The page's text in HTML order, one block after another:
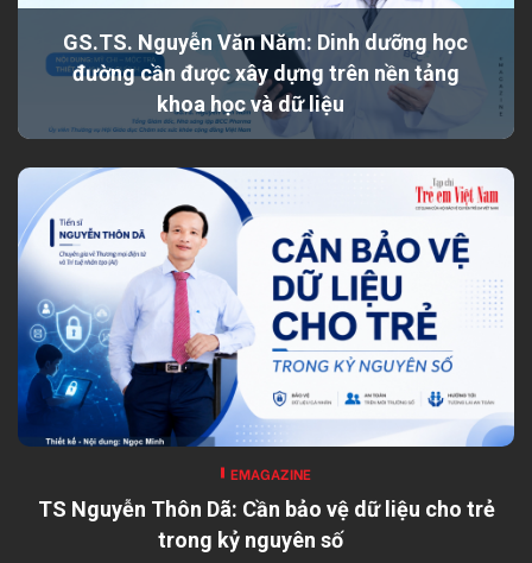
GS.TS. Nguyễn Văn Năm: Dinh dưỡng học
đường cần được xây dựng trên nền tảng
khoa học và dữ liệu
EMAGAZINE
TS Nguyễn Thôn Dã: Cần bảo vệ dữ liệu cho trẻ
trong kỷ nguyên số